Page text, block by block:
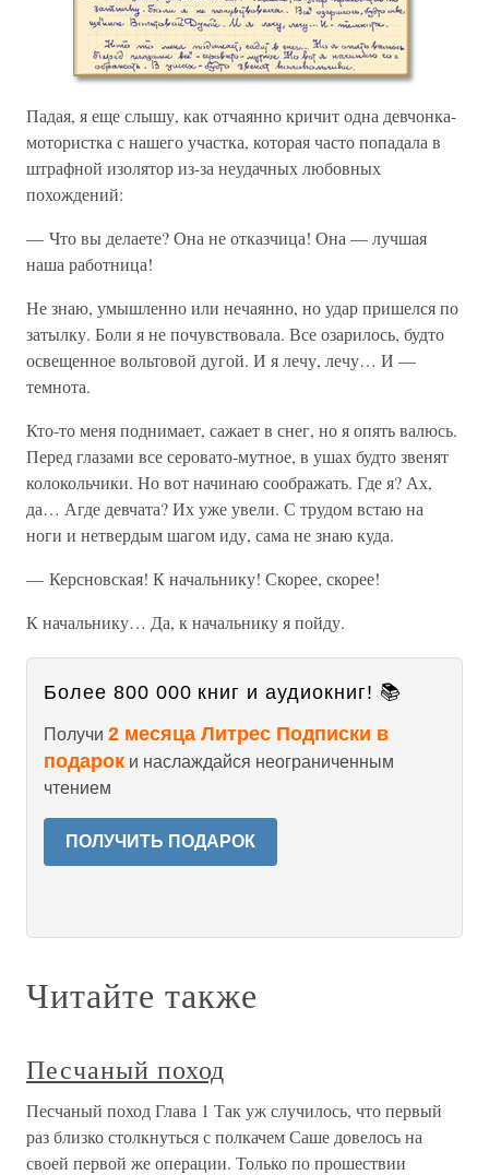
Падая, я еще слышу, как отчаянно кричит одна девчонка-
мотористка с нашего участка, которая часто попадала в
штрафной изолятор из-за неудачных любовных
похождений:
— Что вы делаете? Она не отказчица! Она — лучшая
наша работница!
Не знаю, умышленно или нечаянно, но удар пришелся по
затылку. Боли я не почувствовала. Все озарилось, будто
освещенное вольтовой дугой. И я лечу, лечу… И —
темнота.
Кто-то меня поднимает, сажает в снег, но я опять валюсь.
Перед глазами все серовато-мутное, в ушах будто звенят
колокольчики. Но вот начинаю соображать. Где я? Ах,
да… Агде девчата? Их уже увели. С трудом встаю на
ноги и нетвердым шагом иду, сама не знаю куда.
— Керсновская! К начальнику! Скорее, скорее!
К начальнику… Да, к начальнику я пойду.
Более 800 000 книг и аудиокниг! 📚
Получи 2 месяца Литрес Подписки в
подарок и наслаждайся неограниченным
чтением
ПОЛУЧИТЬ ПОДАРОК
Читайте также
Песчаный поход
Песчаный поход Глава 1 Так уж случилось, что первый
раз близко столкнуться с полкачем Саше довелось на
своей первой же операции. Только по прошествии